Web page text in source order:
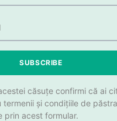
SUBSCRIBE
căsuțe confirmi că ai
și condițiile de
prin acest formular.